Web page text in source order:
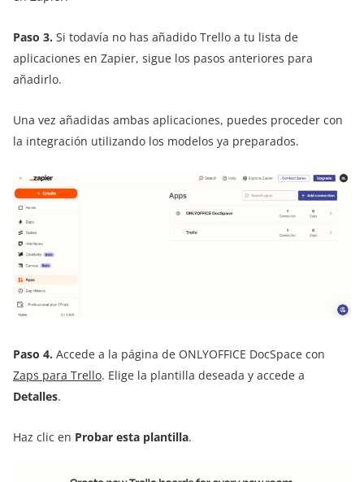
Paso 3. Si todavía no has añadido Trello a tu lista de
aplicaciones en Zapier, sigue los pasos anteriores para
añadirlo.
Una vez añadidas ambas aplicaciones, puedes proceder con
la integración utilizando los modelos ya preparados.
Paso 4. Accede a la página de ONLYOFFICE DocSpace con
Zaps para Trello. Elige la plantilla deseada y accede a
Detalles.
Haz clic en Probar esta plantilla.